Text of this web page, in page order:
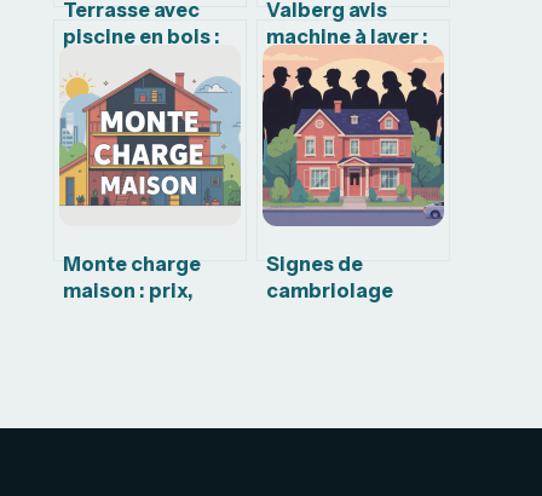
Terrasse avec
piscine en bois :
idées, prix et
règles à connaître
Valberg avis
machine à laver :
fiabilité, retours
clients et
alternatives
Monte charge
maison : prix,
Signes de
cambriolage